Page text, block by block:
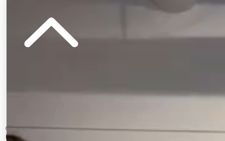
CALNAMUR
レースアップタックミニスカート
CALNAMUR